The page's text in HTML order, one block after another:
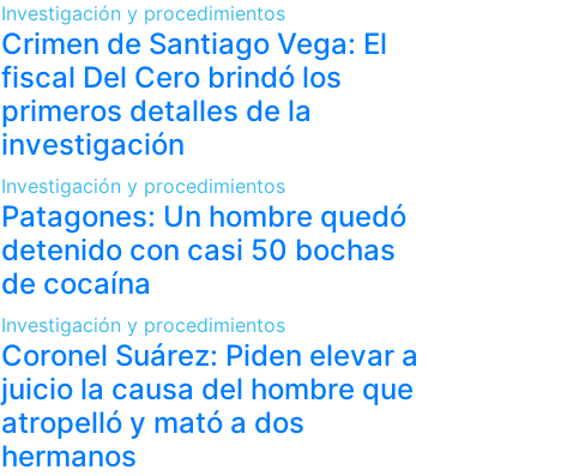
Investigación y procedimientos
Crimen de Santiago Vega: El
fiscal Del Cero brindó los
primeros detalles de la
investigación
Investigación y procedimientos
Patagones: Un hombre quedó
detenido con casi 50 bochas
de cocaína
Investigación y procedimientos
Coronel Suárez: Piden elevar a
juicio la causa del hombre que
atropelló y mató a dos
hermanos